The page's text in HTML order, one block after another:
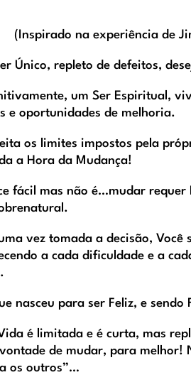
(Inspirado na experiência de
Único, repleto de defeitos,
um Ser Espiritual,
e oportunidades de melhoria.
os limites impostos pela
a Hora da Mudança!
fácil mas não é…mudar
vez tomada a decisão,
a cada dificuldade e a
nasceu para ser Feliz, e
é limitada e é curta, mas
de mudar, para melhor!
os outros”…